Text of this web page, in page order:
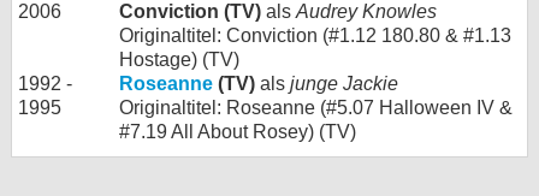
2006
Conviction (TV) als Audrey Knowles
Originaltitel: Conviction (#1.12 180.80 & #1.13
Hostage) (TV)
1992 -
1995
Roseanne (TV) als junge Jackie
Originaltitel: Roseanne (#5.07 Halloween IV &
#7.19 All About Rosey) (TV)